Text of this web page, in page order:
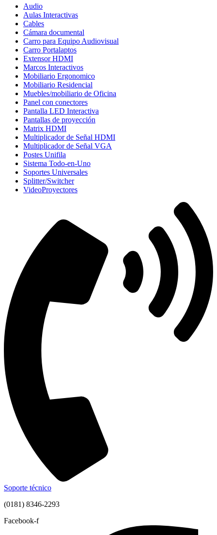
Audio
Aulas Interactivas
Cables
Cámara documental
Carro para Equipo Audiovisual
Carro Portalaptos
Extensor HDMI
Marcos Interactivos
Mobiliario Ergonomico
Mobiliario Residencial
Muebles/mobiliario de Oficina
Panel con conectores
Pantalla LED Interactiva
Pantallas de proyección
Matrix HDMI
Multiplicador de Señal HDMI
Multiplicador de Señal VGA
Postes Unifila
Sistema Todo-en-Uno
Soportes Universales
Splitter/Switcher
VideoProyectores
Soporte técnico
(0181) 8346-2293
Facebook-f